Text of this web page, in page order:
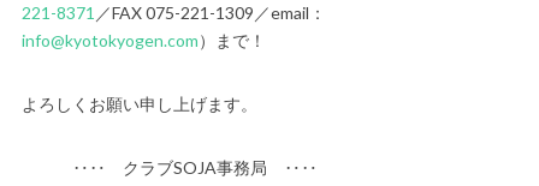
221-8371 ／FAX 075-221-1309／email：
info@kyotokyogen.com）まで！
よろしくお願い申し上げます。
‥‥ クラブSOJA事務局 ‥‥